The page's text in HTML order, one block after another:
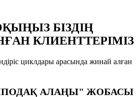
БІЗДІҢ
КЛИЕНТТЕРІМІЗ
циклдары арасында жинай алған
АЛАҢЫ" ЖОБАСЫ